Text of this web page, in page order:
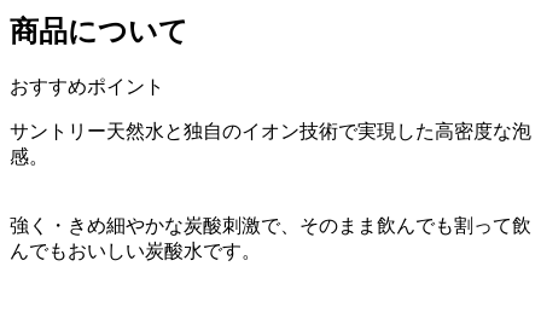
商品について
おすすめポイント
サントリー天然水と独自のイオン技術で実現した高密度な泡
感。
強く・きめ細やかな炭酸刺激で、そのまま飲んでも割って飲
んでもおいしい炭酸水です。